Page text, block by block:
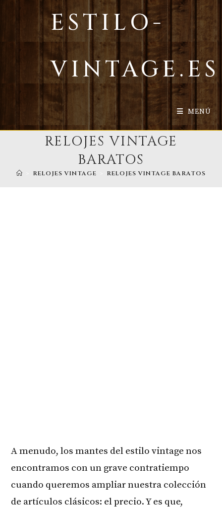
ESTILO-
VINTAGE.ES
MENÚ
RELOJES VINTAGE
BARATOS
RELOJES VINTAGE RELOJES VINTAGE BARATOS
A menudo, los mantes del estilo vintage nos
encontramos con un grave contratiempo
cuando queremos ampliar nuestra colección
de artículos clásicos: el precio. Y es que,